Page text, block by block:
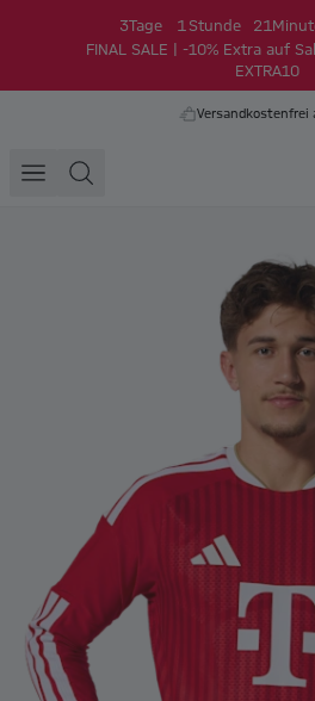
3Tage 1 Stunde 21
FINAL SALE | -10% Extra auf
EXTRA10
Versandkostenfrei